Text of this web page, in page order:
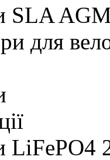
SLA
для
LiFePO4